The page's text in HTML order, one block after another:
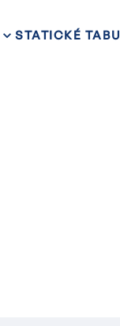
STATICKÉ